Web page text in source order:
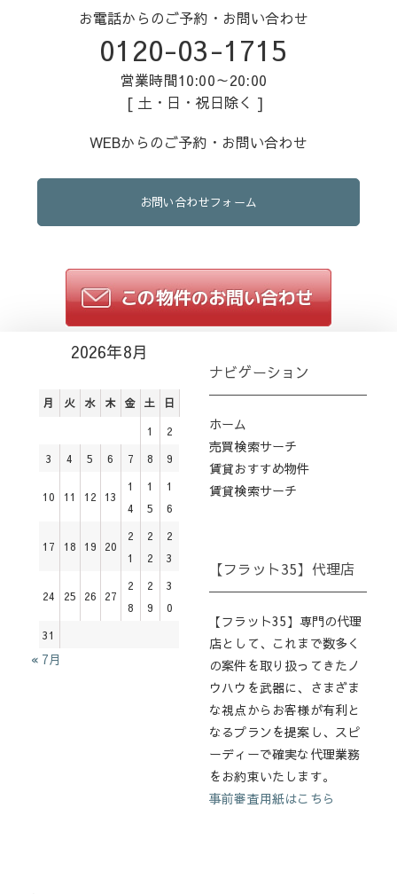
お電話からのご予約・お問い合わせ
0120-03-1715
営業時間10:00～20:00
[ 土・日・祝日除く ]
WEBからのご予約・お問い合わせ
お問い合わせフォーム
2026年8月
月 火 水 木 金 土 日
1
2
3
4 5 6 7 8 9
10 11 12 13
1
4
1
5
1
6
17 18 19 20
2
1
2
2
2
3
24 25 26 27
2
8
2
9
3
0
31
« 7月
ナビゲーション
ホーム
売買検索サーチ
賃貸おすすめ物件
賃貸検索サーチ
【フラット35】代理店
【フラット35】専門の代理
店として、これまで数多く
の案件を取り扱ってきたノ
ウハウを武器に、さまざま
な視点からお客様が有利と
なるプランを提案し、スピ
ーディーで確実な代理業務
をお約束いたします。
事前審査用紙はこちら